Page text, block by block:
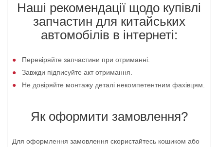
Наші рекомендації щодо купівлі
запчастин для китайських
автомобілів в інтернеті:
Перевіряйте запчастини при отриманні.
Завжди підписуйте акт отримання.
Не довіряйте монтажу деталі некомпетентним фахівцям.
Як оформити замовлення?
Для оформлення замовлення скористайтесь кошиком або